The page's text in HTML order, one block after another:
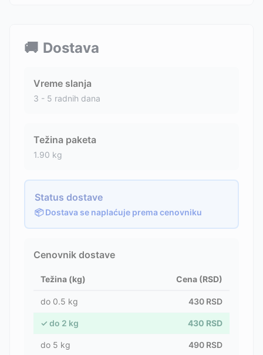
🚚 Dostava
Vreme slanja
3 - 5 radnih dana
Težina paketa
1.90 kg
Status dostave
📦 Dostava se naplaćuje prema cenovniku
Cenovnik dostave
Težina (kg) Cena (RSD)
do 0.5 kg 430 RSD
✓ do 2 kg 430 RSD
do 5 kg 490 RSD